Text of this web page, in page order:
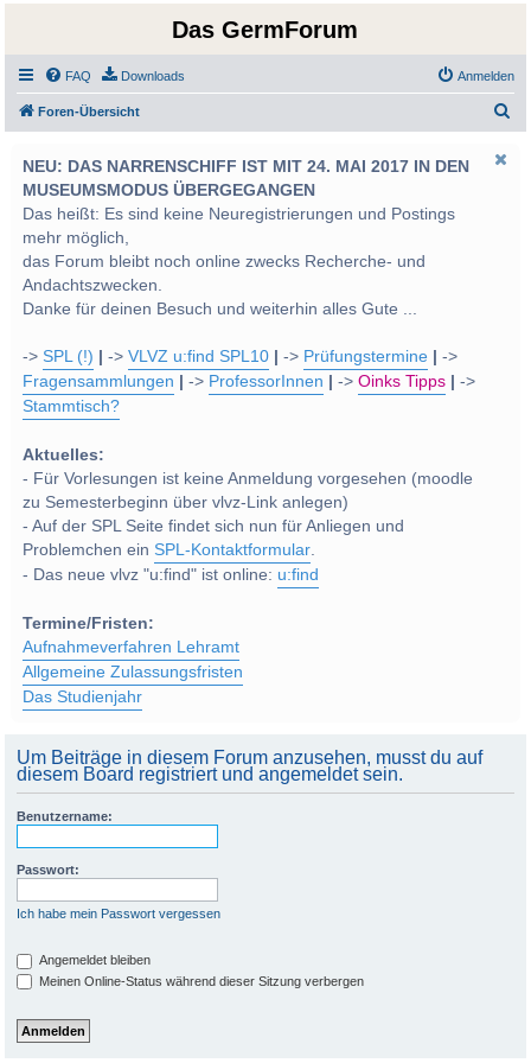
Das GermForum
FAQ Downloads Anmelden
Foren-Übersicht
NEU: DAS NARRENSCHIFF IST MIT 24. MAI 2017 IN DEN
MUSEUMSMODUS ÜBERGEGANGEN
Das heißt: Es sind keine Neuregistrierungen und Postings
mehr möglich,
das Forum bleibt noch online zwecks Recherche- und
Andachtszwecken.
Danke für deinen Besuch und weiterhin alles Gute ...
->SPL (!) ->VLVZ u:find SPL10 -> Prüfungstermine
->
Fragensammlungen
-> ProfessorInnen ->Oinks Tipps
->
Stammtisch?
Aktuelles:
- Für Vorlesungen ist keine Anmeldung vorgesehen (moodle
zu Semesterbeginn über vlvz-Link anlegen)
- Auf der SPL Seite findet sich nun für Anliegen und
Problemchen einSPL-Kontaktformular.
- Das neue vlvz "u:find" ist online: u:find
Termine/Fristen:
Aufnahmeverfahren Lehramt
Allgemeine Zulassungsfristen
Das Studienjahr
Um Beiträge in diesem Forum anzusehen, musst du auf
diesem Board registriert und angemeldet sein.
Benutzername:
Passwort:
Ich habe mein Passwort vergessen
Angemeldet bleiben
Meinen Online-Status während dieser Sitzung verbergen